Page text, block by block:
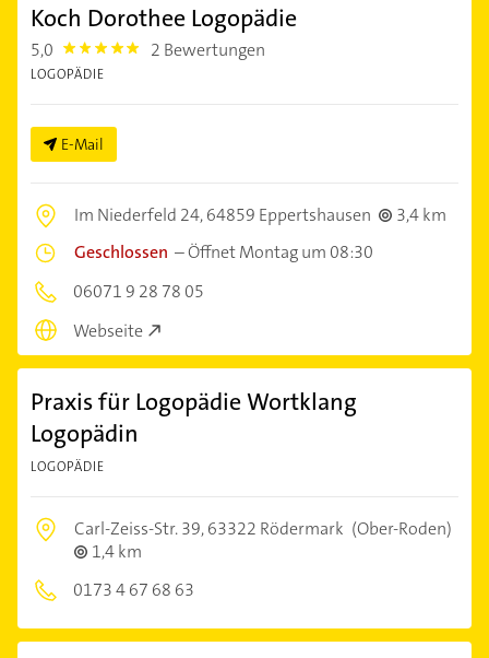
Koch Dorothee Logopädie
5,0 5.0 2 Bewertungen
LOGOPÄDIE
E-Mail
Im Niederfeld 24,64859 Eppertshausen
3,4 km
Geschlossen –Öffnet Montag um 08:30
06071 9 28 78 05
Webseite
Praxis für Logopädie Wortklang
Logopädin
LOGOPÄDIE
Carl-Zeiss-Str. 39,63322 Rödermark (Ober-Roden)
1,4 km
0173 4 67 68 63